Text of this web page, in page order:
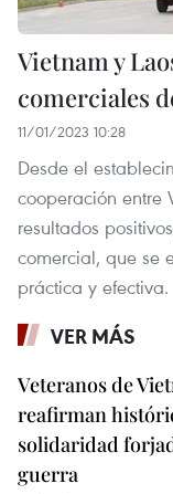
Vietnam y
comerciales
11/01/2023 10:28
Desde el
cooperación entre
resultados
comercial, que se
práctica y efectiva.
VER MÁS
Veteranos de
reafirman
solidaridad
guerra